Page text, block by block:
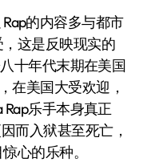
的内容多与都市
这是反映现实的
十年代末期在美国
在美国大受欢迎，
乐手本身真正
而入狱甚至死亡，
心的乐种。